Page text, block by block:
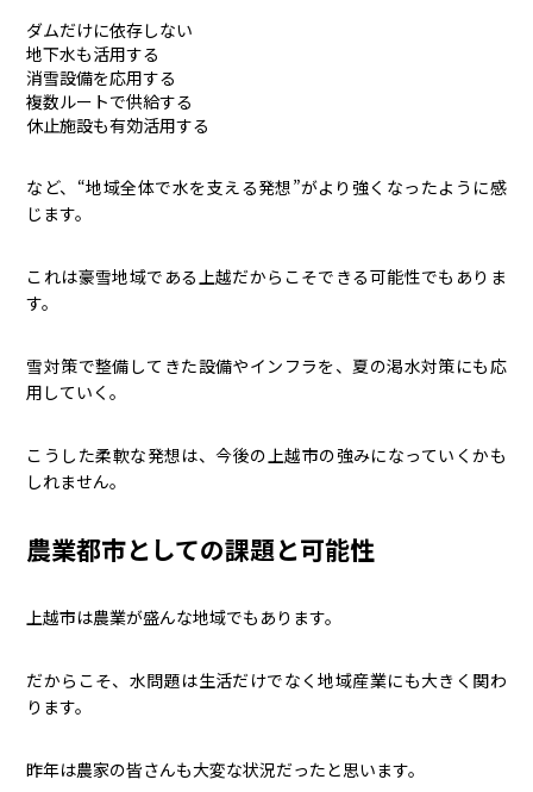
ダムだけに依存しない
地下水も活用する
消雪設備を応用する
複数ルートで供給する
休止施設も有効活用する
など、“地域全体で水を支える発想”がより強くなったように感
じます。
これは豪雪地域である上越だからこそできる可能性でもありま
す。
雪対策で整備してきた設備やインフラを、夏の渇水対策にも応
用していく。
こうした柔軟な発想は、今後の上越市の強みになっていくかも
しれません。
農業都市としての課題と可能性
上越市は農業が盛んな地域でもあります。
だからこそ、水問題は生活だけでなく地域産業にも大きく関わ
ります。
昨年は農家の皆さんも大変な状況だったと思います。